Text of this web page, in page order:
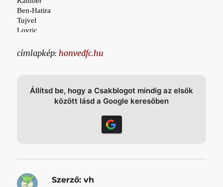
címlapkép: honvedfc.hu
Állítsd be, hogy a Csakblogot mindig az elsők
között lásd a Google keresőben
Szerző: vh